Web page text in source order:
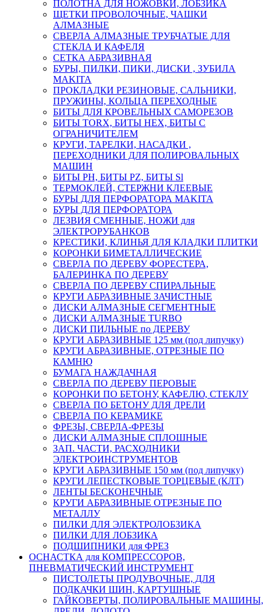
ПОЛОТНА ДЛЯ НОЖОВКИ, ЛОБЗИКА
ЩЕТКИ ПРОВОЛОЧНЫЕ, ЧАШКИ
АЛМАЗНЫЕ
СВЕРЛА АЛМАЗНЫЕ ТРУБЧАТЫЕ ДЛЯ
СТЕКЛА И КАФЕЛЯ
СЕТКА АБРАЗИВНАЯ
БУРЫ, ПИЛКИ, ПИКИ, ДИСКИ , ЗУБИЛА
MAKITA
ПРОКЛАДКИ РЕЗИНОВЫЕ, САЛЬНИКИ,
ПРУЖИНЫ, КОЛЬЦА ПЕРЕХОДНЫЕ
БИТЫ ДЛЯ КРОВЕЛЬНЫХ САМОРЕЗОВ
БИТЫ TORX, БИТЫ НЕХ, БИТЫ С
ОГРАНИЧИТЕЛЕМ
КРУГИ, ТАРЕЛКИ, НАСАДКИ ,
ПЕРЕХОДНИКИ ДЛЯ ПОЛИРОВАЛЬНЫХ
МАШИН
БИТЫ PH, БИТЫ PZ, БИТЫ Sl
ТЕРМОКЛЕЙ, СТЕРЖНИ КЛЕЕВЫЕ
БУРЫ ДЛЯ ПЕРФОРАТОРА MAKITA
БУРЫ ДЛЯ ПЕРФОРАТОРА
ЛЕЗВИЯ СМЕННЫЕ, НОЖИ для
ЭЛЕКТРОРУБАНКОВ
КРЕСТИКИ, КЛИНЬЯ ДЛЯ КЛАДКИ ПЛИТКИ
КОРОНКИ БИМЕТАЛЛИЧЕСКИЕ
СВЕРЛА ПО ДЕРЕВУ ФОРЕСТЕРА,
БАЛЕРИНКА ПО ДЕРЕВУ
СВЕРЛА ПО ДЕРЕВУ СПИРАЛЬНЫЕ
КРУГИ АБРАЗИВНЫЕ ЗАЧИСТНЫЕ
ДИСКИ АЛМАЗНЫЕ СЕГМЕНТНЫЕ
ДИСКИ АЛМАЗНЫЕ TURBO
ДИСКИ ПИЛЬНЫЕ по ДЕРЕВУ
КРУГИ АБРАЗИВНЫЕ 125 мм (под липучку)
КРУГИ АБРАЗИВНЫЕ, ОТРЕЗНЫЕ ПО
КАМНЮ
БУМАГА НАЖДАЧНАЯ
СВЕРЛА ПО ДЕРЕВУ ПЕРОВЫЕ
КОРОНКИ ПО БЕТОНУ, КАФЕЛЮ, СТЕКЛУ
СВЕРЛА ПО БЕТОНУ ДЛЯ ДРЕЛИ
СВЕРЛА ПО КЕРАМИКЕ
ФРЕЗЫ, СВЕРЛА-ФРЕЗЫ
ДИСКИ АЛМАЗНЫЕ СПЛОШНЫЕ
ЗАП. ЧАСТИ, РАСХОДНИКИ
ЭЛЕКТРОИНСТРУМЕНТОВ
КРУГИ АБРАЗИВНЫЕ 150 мм (под липучку)
КРУГИ ЛЕПЕСТКОВЫЕ ТОРЦЕВЫЕ (КЛТ)
ЛЕНТЫ БЕСКОНЕЧНЫЕ
КРУГИ АБРАЗИВНЫЕ ОТРЕЗНЫЕ ПО
МЕТАЛЛУ
ПИЛКИ ДЛЯ ЭЛЕКТРОЛОБЗИКА
ПИЛКИ ДЛЯ ЛОБЗИКА
ПОДШИПНИКИ для ФРЕЗ
ОСНАСТКА для КОМПРЕССОРОВ,
ПНЕВМАТИЧЕСКИЙ ИНСТРУМЕНТ
ПИСТОЛЕТЫ ПРОДУВОЧНЫЕ, ДЛЯ
ПОДКАЧКИ ШИН, КАРТУШНЫЕ
ГАЙКОВЕРТЫ, ПОЛИРОВАЛЬНЫЕ МАШИНЫ,